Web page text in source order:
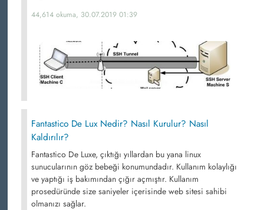
44,614 okuma, 30.07.2019 01:39
Fantastico De Lux Nedir? Nasıl Kurulur? Nasıl
Kaldırılır?
Fantastico De Luxe, çıktığı yıllardan bu yana linux
sunucularının göz bebeği konumundadır. Kullanım kolaylığı
ve yaptığı iş bakımından çığır açmıştır. Kullanım
prosedüründe size saniyeler içerisinde web sitesi sahibi
olmanızı sağlar.